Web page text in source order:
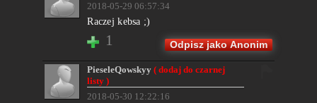
2018-05-29 06:57:34
Raczej kebsa ;)
1 Odpisz jako Anonim
PieseleQowskyy( dodaj do czarnej
listy )
2018-05-30 12:22:16